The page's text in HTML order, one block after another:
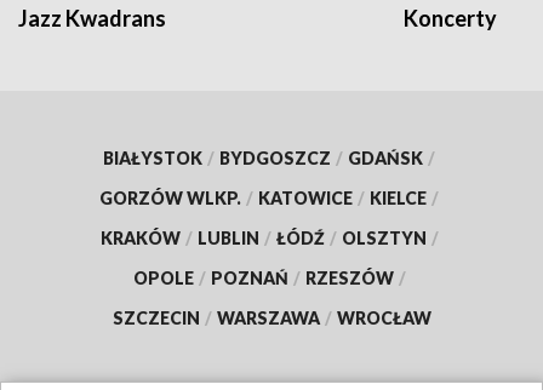
Jazz Kwadrans Koncerty
BIAŁYSTOK / BYDGOSZCZ / GDAŃSK /
GORZÓW WLKP. / KATOWICE / KIELCE /
KRAKÓW / LUBLIN / ŁÓDŹ / OLSZTYN /
OPOLE / POZNAŃ / RZESZÓW /
SZCZECIN / WARSZAWA / WROCŁAW